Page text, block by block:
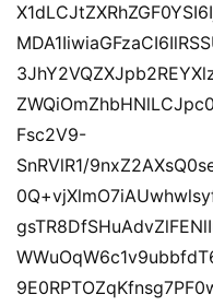
Fsc2V9-
SnRVlR1/